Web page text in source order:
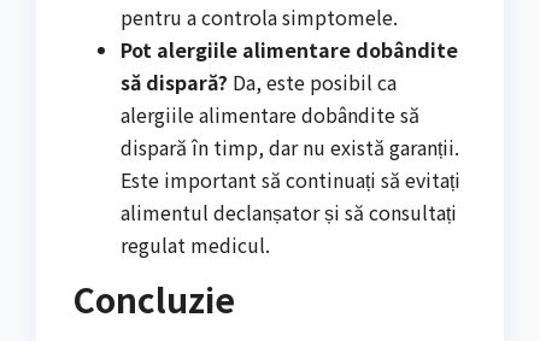
pentru a controla simptomele.
Pot alergiile alimentare dobândite
să dispară? Da, este posibil ca
alergiile alimentare dobândite să
dispară în timp, dar nu există garanții.
Este important să continuați să evitați
alimentul declanșator și să consultați
regulat medicul.
Concluzie